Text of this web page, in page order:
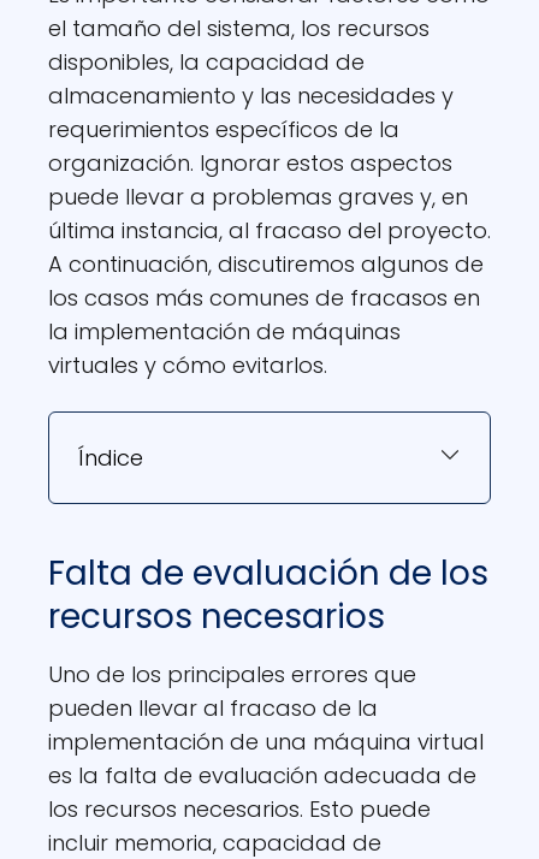
el tamaño del sistema, los recursos
disponibles, la capacidad de
almacenamiento y las necesidades y
requerimientos específicos de la
organización. Ignorar estos aspectos
puede llevar a problemas graves y, en
última instancia, al fracaso del proyecto.
A continuación, discutiremos algunos de
los casos más comunes de fracasos en
la implementación de máquinas
virtuales y cómo evitarlos.
Índice
Falta de evaluación de los
recursos necesarios
Uno de los principales errores que
pueden llevar al fracaso de la
implementación de una máquina virtual
es la falta de evaluación adecuada de
los recursos necesarios. Esto puede
incluir memoria, capacidad de